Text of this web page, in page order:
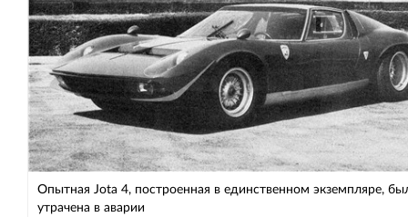
Опытная Jota 4, построенная в единственном экземпляре,
утрачена в аварии